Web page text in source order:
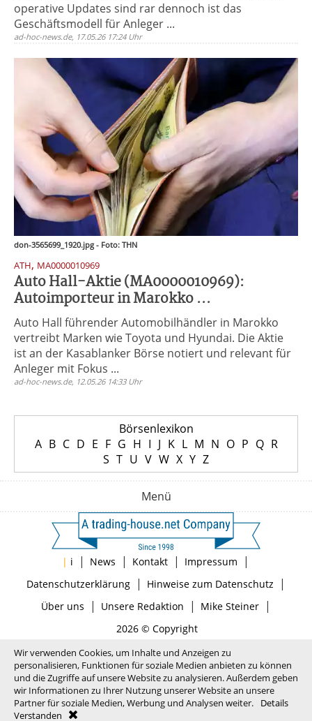
operative Updates sind rar dennoch ist das
Geschäftsmodell für Anleger ...
ad-hoc-news.de, 17.05.26 17:24 Uhr
don-3565699_1920.jpg - Foto: THN
ATH, MA0000010969
Auto Hall-Aktie (MA0000010969):
Autoimporteur in Marokko ...
Auto Hall führender Automobilhändler in Marokko
vertreibt Marken wie Toyota und Hyundai. Die Aktie
ist an der Kasablanker Börse notiert und relevant für
Anleger mit Fokus ...
ad-hoc-news.de, 12.05.26 14:33 Uhr
Börsenlexikon
A B C D E F G H I J K L M N O P Q R
S T U V W X Y Z
Menü
| i | News | Kontakt | Impressum |
Datenschutzerklärung| Hinweise zum Datenschutz |
Über uns | Unsere Redaktion | Mike Steiner|
2026 © Copyright
Wir verwenden Cookies, um Inhalte und Anzeigen zu
personalisieren, Funktionen für soziale Medien anbieten zu können
und die Zugriffe auf unsere Website zu analysieren. Außerdem geben
wir Informationen zu Ihrer Nutzung unserer Website an unsere
Partner für soziale Medien, Werbung und Analysen weiter.
Details
Verstanden